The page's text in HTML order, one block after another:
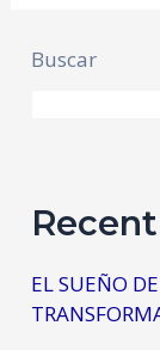
Buscar
EL SUEÑO